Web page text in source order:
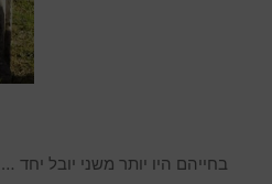
בחייהם היו יותר משני יובל